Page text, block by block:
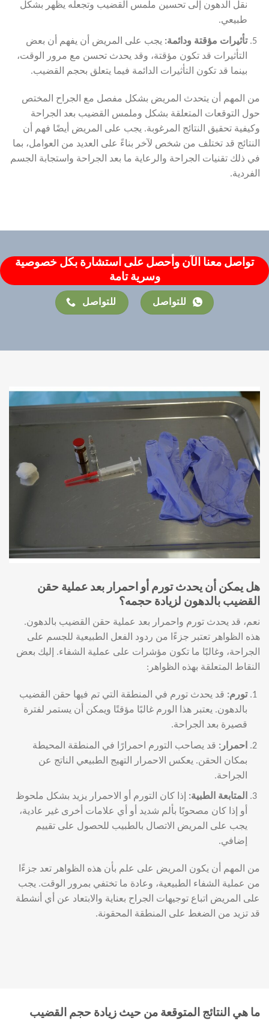
نقل الدهون إلى تحسين ملمس القضيب وتجعله يظهر بشكل
طبيعي.
تأثيرات مؤقتة ودائمة: يجب على المريض أن يفهم أن بعض
التأثيرات قد تكون مؤقتة، وقد يحدث تحسن مع مرور الوقت،
بينما قد تكون التأثيرات الدائمة فيما يتعلق بحجم القضيب.
من المهم أن يتحدث المريض بشكل مفصل مع الجراح المختص
حول التوقعات المتعلقة بشكل وملمس القضيب بعد الجراحة
وكيفية تحقيق النتائج المرغوبة. يجب على المريض أيضًا فهم أن
النتائج قد تختلف من شخص لآخر بناءً على العديد من العوامل، بما
في ذلك تقنيات الجراحة والرعاية ما بعد الجراحة واستجابة الجسم
الفردية.
تواصل معنا الآن وأحصل على استشارة بكل خصوصية
وسرية تامة
للتواصل للتواصل
هل يمكن أن يحدث تورم أو احمرار بعد عملية حقن
القضيب بالدهون لزيادة حجمه؟
نعم، قد يحدث تورم واحمرار بعد عملية حقن القضيب بالدهون.
هذه الظواهر تعتبر جزءًا من ردود الفعل الطبيعية للجسم على
الجراحة، وغالبًا ما تكون مؤشرات على عملية الشفاء. إليك بعض
النقاط المتعلقة بهذه الظواهر:
تورم: قد يحدث تورم في المنطقة التي تم فيها حقن القضيب
بالدهون. يعتبر هذا الورم غالبًا مؤقتًا ويمكن أن يستمر لفترة
قصيرة بعد الجراحة.
احمرار : قد يصاحب التورم احمرارًا في المنطقة المحيطة
بمكان الحقن. يعكس الاحمرار التهيج الطبيعي الناتج عن
الجراحة.
المتابعة الطبية: إذا كان التورم أو الاحمرار يزيد بشكل ملحوظ
أو إذا كان مصحوبًا بألم شديد أو أي علامات أخرى غير عادية،
يجب على المريض الاتصال بالطبيب للحصول على تقييم
إضافي.
من المهم أن يكون المريض على علم بأن هذه الظواهر تعد جزءًا
من عملية الشفاء الطبيعية، وعادة ما تختفي بمرور الوقت. يجب
على المريض اتباع توجيهات الجراح بعناية والابتعاد عن أي أنشطة
قد تزيد من الضغط على المنطقة المحقونة.
ما هي النتائج المتوقعة من حيث زيادة حجم القضيب